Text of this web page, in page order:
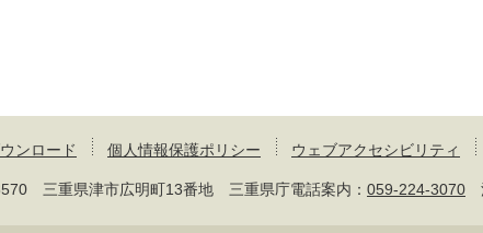
ンロード 個人情報保護ポリシー ウェブアクセシビリティ
三重県津市広明町13番地 三重県庁電話案内： 059-224-3070